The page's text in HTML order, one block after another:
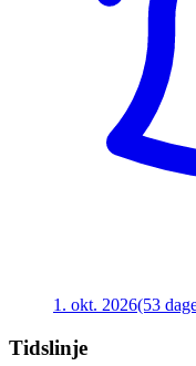
1. okt. 2026(53
Tidslinje